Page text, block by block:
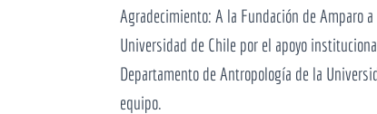
Agradecimiento: A la Fundación de Amparo
Universidad de Chile por el apoyo
Departamento de Antropología de la
equipo.